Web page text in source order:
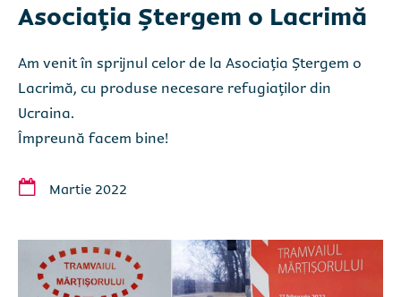
Asociația Ștergem o Lacrimă
Am venit în sprijnul celor de la Asociația Ștergem o
Lacrimă, cu produse necesare refugiaților din
Ucraina.
Împreună facem bine!
Martie 2022